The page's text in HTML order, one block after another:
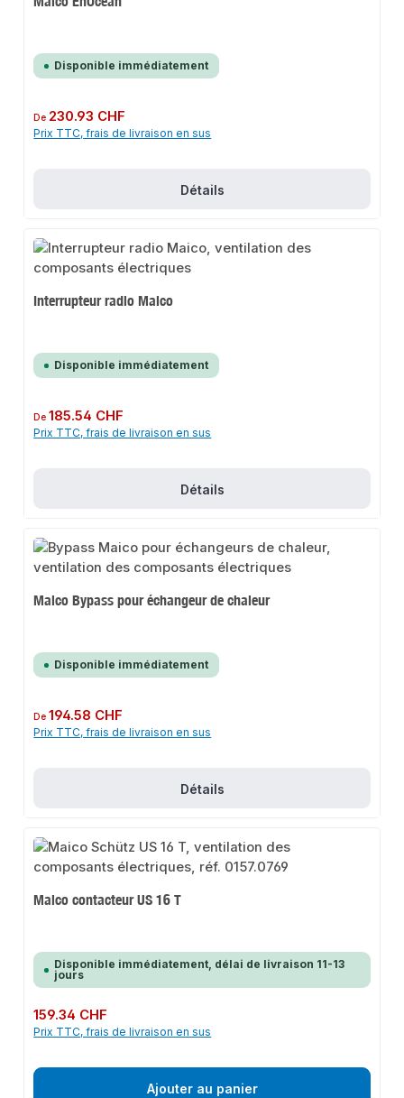
Disponible immédiatement
Prix régulier :
De 230.93 CHF
Prix TTC, frais de livraison en sus
Détails
Interrupteur radio Maico
Disponible immédiatement
Prix régulier :
De185.54 CHF
Prix TTC, frais de livraison en sus
Détails
Maico Bypass pour échangeur de chaleur
Disponible immédiatement
Prix régulier :
De194.58 CHF
Prix TTC, frais de livraison en sus
Détails
Maico contacteur US 16 T
Disponible immédiatement, délai de livraison 11-13
jours
Prix régulier :
159.34 CHF
Prix TTC, frais de livraison en sus
Ajouter au panier